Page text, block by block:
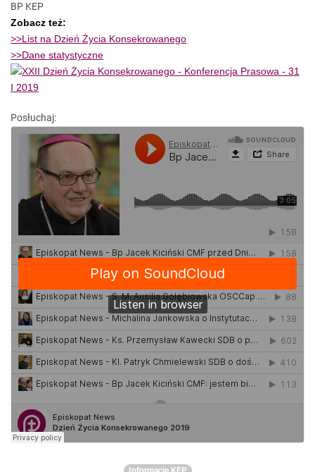
BP KEP
Zobacz też:
>>List na Dzień Życia Konsekrowanego
>>Dane statystyczne
Posłuchaj: